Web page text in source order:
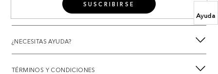
Ayuda
SUSCRIBIRSE
¿NECESITAS AYUDA?
TÉRMINOS Y CONDICIONES